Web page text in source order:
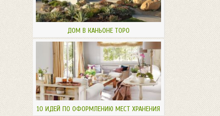
ДОМ В КАНЬОНЕ ТОРО
10 ИДЕЙ ПО ОФОРМЛЕНИЮ МЕСТ ХРАНЕНИЯ